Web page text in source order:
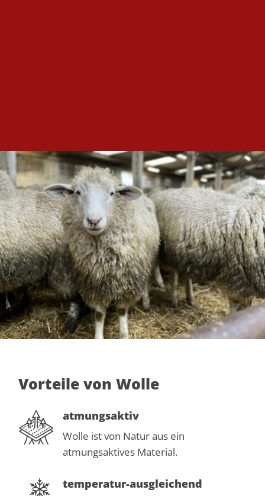
Vorteile von Wolle
atmungsaktiv
Wolle ist von Natur aus ein
atmungsaktives Material.
temperatur-ausgleichend